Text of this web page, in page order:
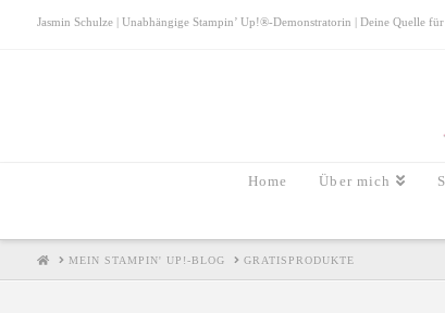
Jasmin Schulze | Unabhängige Stampin’ Up!®-Demonstratorin | Deine Quelle
Home Über mich
HOMEMEIN STAMPIN' UP!-BLOG GRATISPRODUKTE